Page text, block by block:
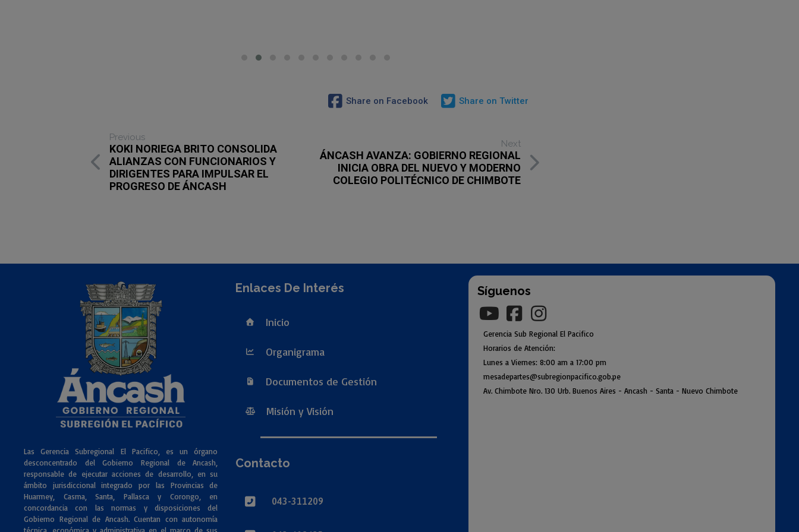
Share on Facebook Share on Twitter
Previous
KOKI NORIEGA BRITO CONSOLIDA
ALIANZAS CON FUNCIONARIOS Y
DIRIGENTES PARA IMPULSAR EL
PROGRESO DE ÁNCASH
Next
ÁNCASH AVANZA: GOBIERNO REGIONAL
INICIA OBRA DEL NUEVO Y MODERNO
COLEGIO POLITÉCNICO DE CHIMBOTE
Las Gerencia Subregional El Pacifico, es un órgano
desconcentrado del Gobierno Regional de Ancash,
responsable de ejecutar acciones de desarrollo, en su
ámbito jurisdiccional integrado por las Provincias de
Huarmey, Casma, Santa, Pallasca y Corongo, en
concordancia con las normas y disposiciones del
Gobierno Regional de Ancash. Cuentan con autonomía
Enlaces De Interés
Inicio
Organigrama
Documentos de Gestión
Misión y Visión
Contacto
043-311209
Síguenos
Gerencia Sub Regional El Pacifico
Horarios de Atención:
Lunes a Viernes: 8:00 am a 17:00 pm
mesadepartes@subregionpacifico.gob.pe
Av. Chimbote Nro. 130 Urb. Buenos Aires - Ancash - Santa - Nuevo Chimbote